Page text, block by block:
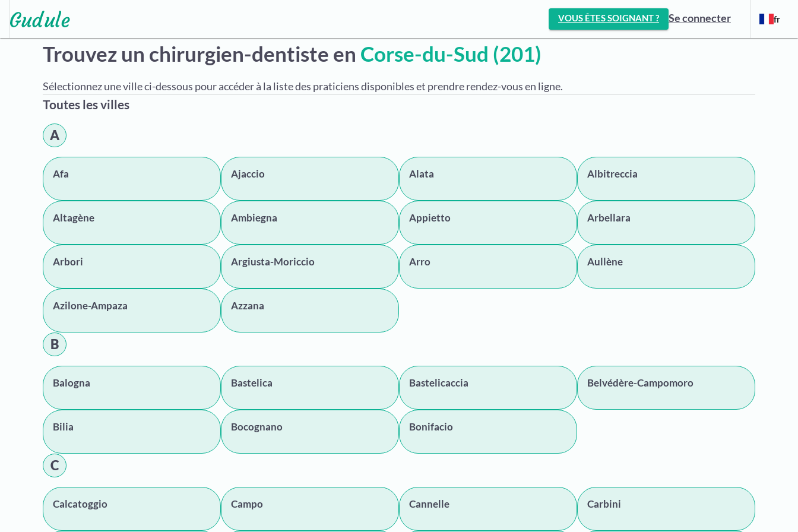
VOUS ÊTES SOIGNANT ? Se connecter fr
Trouvez un chirurgien-dentiste en Corse-du-Sud (201)
Sélectionnez une ville ci-dessous pour accéder à la liste des praticiens disponibles et prendre rendez-vous en ligne.
Toutes les villes
A
Afa Ajaccio Alata Albitreccia
Altagène Ambiegna Appietto Arbellara
Arbori Argiusta-Moriccio Arro Aullène
Azilone-Ampaza Azzana
B
Balogna Bastelica Bastelicaccia Belvédère-Campomoro
Bilia Bocognano Bonifacio
C
Calcatoggio Campo Cannelle Carbini